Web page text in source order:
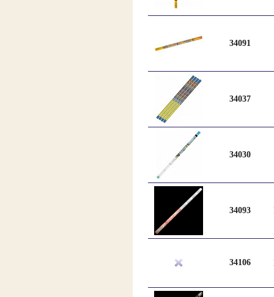
34091
34037
34030
34093
34106